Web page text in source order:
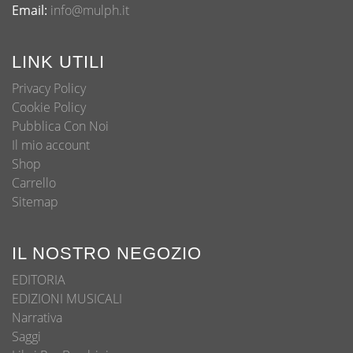
Email: info@mulph.it
LINK UTILI
Privacy Policy
Cookie Policy
Pubblica Con Noi
Il mio account
Shop
Carrello
Sitemap
IL NOSTRO NEGOZIO
EDITORIA
EDIZIONI MUSICALI
Narrativa
Saggi